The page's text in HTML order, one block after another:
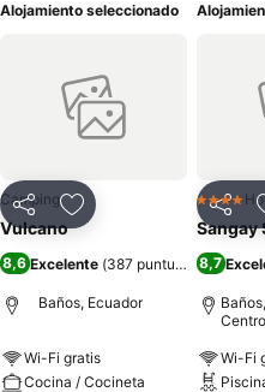
Alojamiento seleccionado
CompartirAgregar a favoritos
Camping
Vulcano
8,6Excelente (387 puntuaciones)
Baños, Ecuador
Wi-Fi gratis
Cocina / Cocineta
4 Estrellas
Sangay
8,7
Wi-Fi